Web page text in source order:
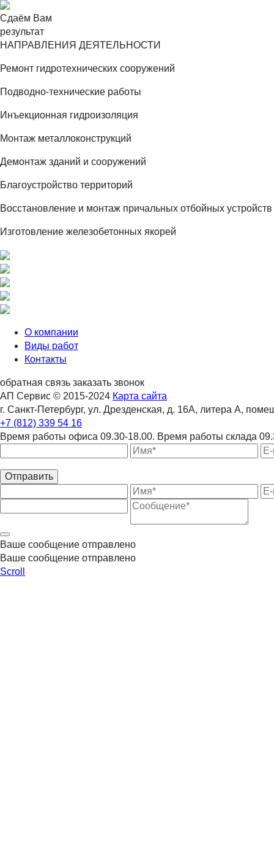
Сдаём Вам
результат
НАПРАВЛЕНИЯ ДЕЯТЕЛЬНОСТИ
Ремонт гидротехнических сооружений
Подводно-технические работы
Инъекционная гидроизоляция
Монтаж металлоконструкций
Демонтаж зданий и сооружений
Благоустройство территорий
Восстановление и монтаж причальных отбойных устройств
Изготовление железобетонных якорей
О компании
Виды работ
Контакты
обратная связь заказать звонок
АП Сервис © 2015-2024 Карта сайта
г. Санкт-Петербург, ул. Дрезденская, д. 16А, литера А,
+7 (812) 339 54 16
Время работы офиса 09.30-18.00. Время работы склада
Отправить
Ваше сообщение отправлено
Ваше сообщение отправлено
Scroll